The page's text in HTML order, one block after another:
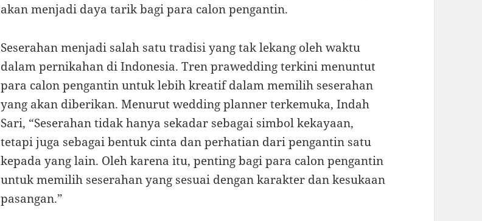
akan menjadi daya tarik bagi para calon pengantin.
Seserahan menjadi salah satu tradisi yang tak lekang oleh waktu
dalam pernikahan di Indonesia. Tren prawedding terkini menuntut
para calon pengantin untuk lebih kreatif dalam memilih seserahan
yang akan diberikan. Menurut wedding planner terkemuka, Indah
Sari, “Seserahan tidak hanya sekadar sebagai simbol kekayaan,
tetapi juga sebagai bentuk cinta dan perhatian dari pengantin satu
kepada yang lain. Oleh karena itu, penting bagi para calon pengantin
untuk memilih seserahan yang sesuai dengan karakter dan kesukaan
pasangan.”